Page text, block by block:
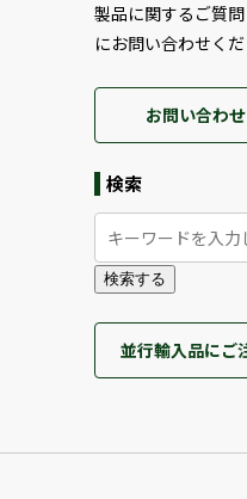
製品に関するご質
にお問い合わせくだ
お問い合わ
検索
検索する
並行輸入品にご